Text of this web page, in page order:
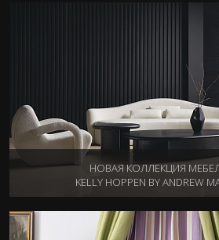
НОВАЯ КОЛЛЕКЦИЯ
KELLY HOPPEN BY ANDREW